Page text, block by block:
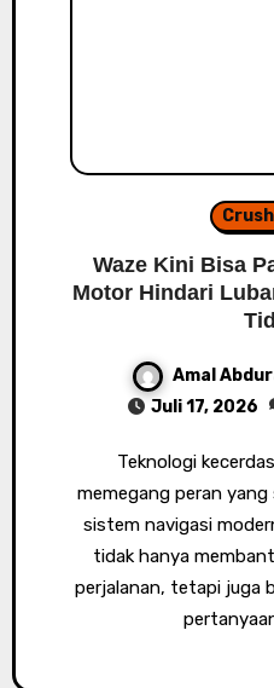
Waze Kini Bisa
Motor Hindari
Amal
Juli 17, 2026
Teknologi kecerdasan buatan (AI) kini
memegang peran
sistem navigasi
tidak hanya
perjalanan, tetapi juga